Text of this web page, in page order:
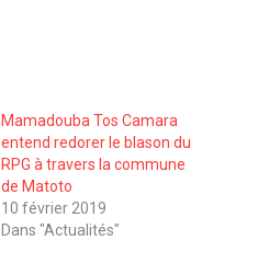
Mamadouba Tos Camara
entend redorer le blason du
RPG à travers la commune
de Matoto
10 février 2019
Dans "Actualités"